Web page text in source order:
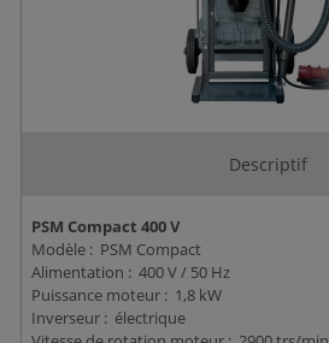
Descriptif
PSM Compact 400 V
Modèle : PSM Compact
Alimentation : 400 V / 50 Hz
Puissance moteur : 1,8 kW
Inverseur : électrique